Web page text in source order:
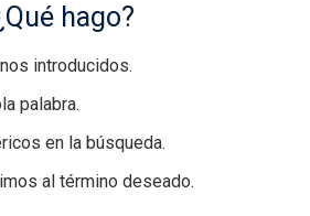
hago?
introducidos.
palabra.
en la búsqueda.
al término deseado.